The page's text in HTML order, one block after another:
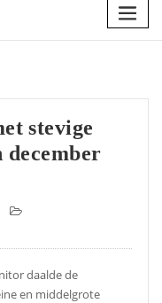
stevige
december
daalde de
en middelgrote